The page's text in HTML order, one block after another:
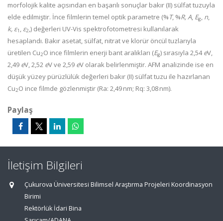
morfolojik kalite açısından en başarılı sonuçlar bakır (II) sülfat tuzuyla
elde edilmiştir. İnce filmlerin temel optik parametre (%T, %R,A, Eg, n,
k, ε1 , ε2,) değerleri UV-Vis spektrofotometresi kullanılarak
hesaplandı. Bakır asetat, sülfat, nitrat ve klorür öncül tuzlarıyla
üretilen Cu2O ince filmlerin enerji bant aralıkları (Eg) sırasıyla 2,54eV,
2,49 eV, 2,52 eV ve 2,59 eV olarak belirlenmiştir. AFM analizinde ise en
düşük yüzey pürüzlülük değerleri bakır (II) sülfat tuzu ile hazırlanan
Cu2O ince filmde gözlenmiştir (Ra: 2,49 nm; Rq: 3,08 nm).
Paylaş
İletişim Bilgileri
Çukurova Üniversitesi Bilimsel Araştırma Projeleri Koordinasyon
Birimi
Rektörlük İdari Bina